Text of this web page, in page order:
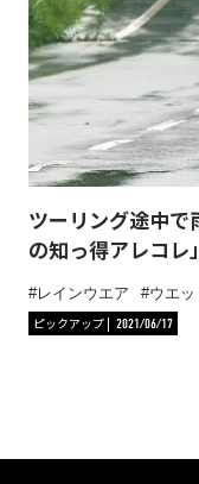
ツーリング途中で
の知っ得アレコレ」
レインウエア
ウエッ
ピックアップ
2021/06/17